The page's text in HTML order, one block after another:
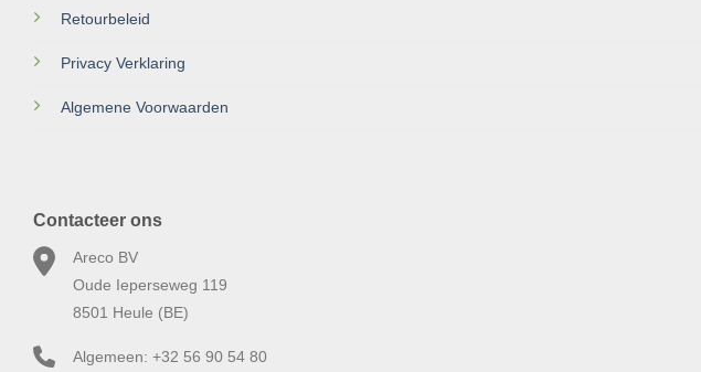
Retourbeleid
Privacy Verklaring
Algemene Voorwaarden
Contacteer ons
Areco BV
Oude Ieperseweg 119
8501 Heule (BE)
Algemeen: +32 56 90 54 80